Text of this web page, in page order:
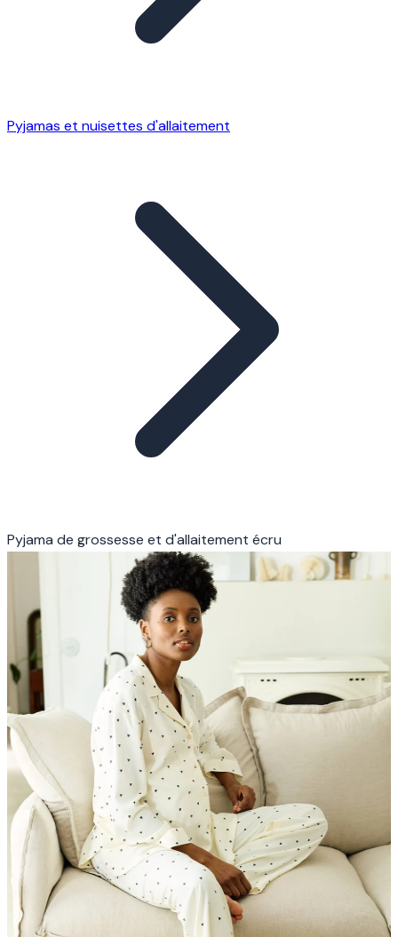
Pyjamas et nuisettes d'allaitement
Pyjama de grossesse et d'allaitement écru